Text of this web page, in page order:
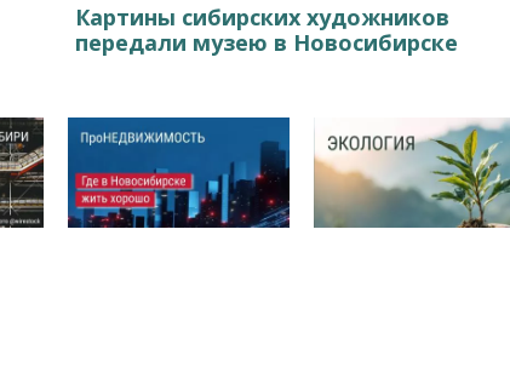
Картины сибирских художников
передали музею в Новосибирске